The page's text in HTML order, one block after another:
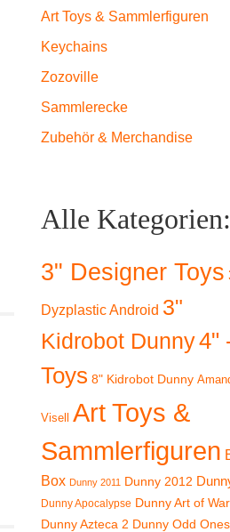
Art Toys & Sammlerfiguren
Keychains
Zozoville
Sammlerecke
Zubehör & Merchandise
Alle Kategorien:
3" Designer Toys
Dyzplastic Android 3"
Kidrobot Dunny4"
Toys 8" Kidrobot Dunny
Visell
Art Toys &
Sammlerfiguren
Box Dunny 2011 Dunny 2012
Dunny Apocalypse Dunny Art of War
Dunny Azteca 2 Dunny Odd Ones